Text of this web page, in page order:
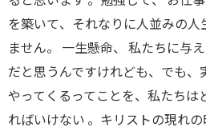
を築いて、
それなりに人並みの
ません。 一生懸命、
私たちに与
だと思うんですけれども、 でも、
やってくるってことを、 私たちは
ればいけない 。 キリストの現れの